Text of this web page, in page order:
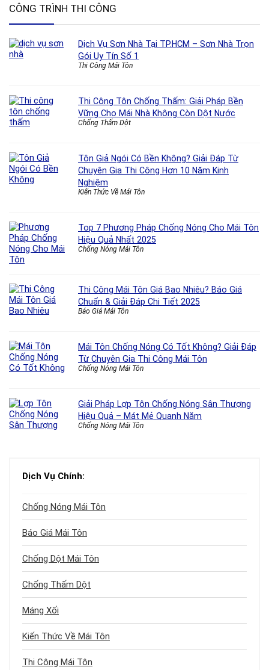
CÔNG TRÌNH THI CÔNG
Dịch Vụ Sơn Nhà Tại TP.HCM – Sơn Nhà Trọn
Gói Uy Tín Số 1
Thi Công Mái Tôn
Thi Công Tôn Chống Thấm: Giải Pháp Bền
Vững Cho Mái Nhà Không Còn Dột Nước
Chống Thấm Dột
Tôn Giả Ngói Có Bền Không? Giải Đáp Từ
Chuyên Gia Thi Công Hơn 10 Năm Kinh
Nghiệm
Kiến Thức Về Mái Tôn
Top 7 Phương Pháp Chống Nóng Cho Mái Tôn
Hiệu Quả Nhất 2025
Chống Nóng Mái Tôn
Thi Công Mái Tôn Giá Bao Nhiêu? Báo Giá
Chuẩn & Giải Đáp Chi Tiết 2025
Báo Giá Mái Tôn
Mái Tôn Chống Nóng Có Tốt Không? Giải Đáp
Từ Chuyên Gia Thi Công Mái Tôn
Chống Nóng Mái Tôn
Giải Pháp Lợp Tôn Chống Nóng Sân Thượng
Hiệu Quả – Mát Mẻ Quanh Năm
Chống Nóng Mái Tôn
Dịch Vụ Chính:
Chống Nóng Mái Tôn
Báo Giá Mái Tôn
Chống Dột Mái Tôn
Chống Thấm Dột
Máng Xối
Kiến Thức Về Mái Tôn
Thi Công Mái Tôn